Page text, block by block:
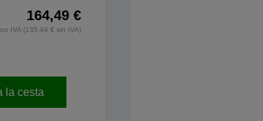
164,49 €
IVA (135,94 € sin IVA)
la cesta